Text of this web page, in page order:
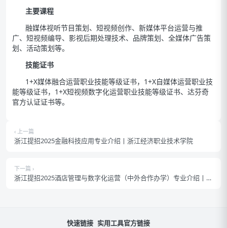
主要课程
融媒体视听节目策划、短视频创作、新媒体平台运营与推
广、短视频编导、影视后期处理技术、品牌策划、全媒体广告策
划、活动策划等。
技能证书
1+X媒体融合运营职业技能等级证书，1+X自媒体运营职业技
能等级证书，1+X短视频数字化运营职业技能等级证书、达芬奇
官方认证证书等。
‹ 上一篇
浙江提招2025金融科技应用专业介绍丨浙江经济职业技术学院
下一篇 ›
浙江提招2025酒店管理与数字化运营（中外合作办学）专业介绍丨浙
快速链接 实用工具官方链接